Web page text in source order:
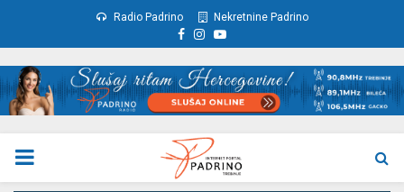
Radio Padrino Nekretnine Padrino
Facebook
Instagram
Youtube
PRIMARY